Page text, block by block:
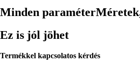
Minden paraméter
Ez is jól jöhet
Termékkel kapcsolatos kérdés